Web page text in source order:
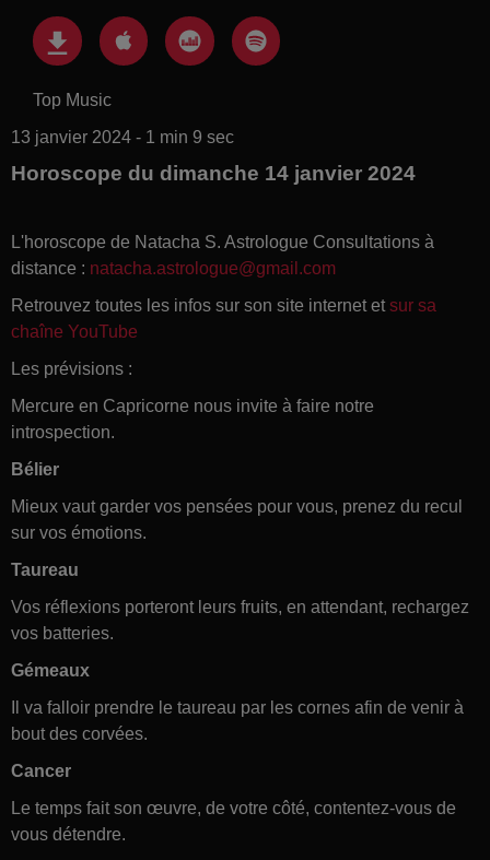
Top Music
13 janvier 2024 - 1 min 9 sec
Horoscope du dimanche 14 janvier 2024
L'horoscope de Natacha S. Astrologue Consultations à
distance : natacha.astrologue@gmail.com
Retrouvez toutes les infos sur son site internet et sur sa
chaîne YouTube
Les prévisions :
Mercure en Capricorne nous invite à faire notre
introspection.
Bélier
Mieux vaut garder vos pensées pour vous, prenez du recul
sur vos émotions.
Taureau
Vos réflexions porteront leurs fruits, en attendant, rechargez
vos batteries.
Gémeaux
Il va falloir prendre le taureau par les cornes afin de venir à
bout des corvées.
Cancer
Le temps fait son œuvre, de votre côté, contentez-vous de
vous détendre.